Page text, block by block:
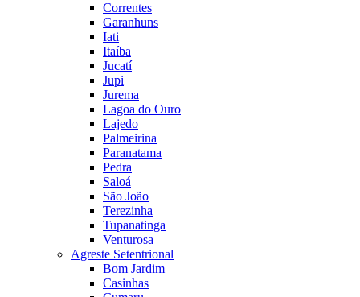
Correntes
Garanhuns
Iati
Itaíba
Jucatí
Jupi
Jurema
Lagoa do Ouro
Lajedo
Palmeirina
Paranatama
Pedra
Saloá
São João
Terezinha
Tupanatinga
Venturosa
Agreste Setentrional
Bom Jardim
Casinhas